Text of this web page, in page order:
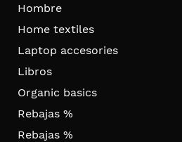
Hombre
Home textiles
Laptop accesories
Libros
Organic basics
Rebajas %
Rebajas %